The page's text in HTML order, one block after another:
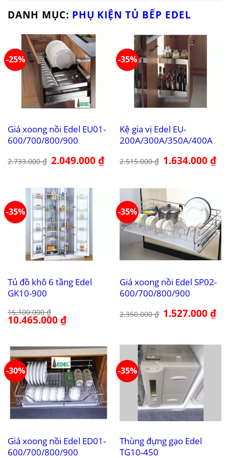
DANH MỤC: PHỤ KIỆN TỦ BẾP EDEL
-25%
Giá xoong nồi Edel EU01-
600/700/800/900
2.733.000₫ Giá
gốc
2.049.000₫Giá
hiện
-35%
Kệ gia vị Edel EU-
200A/300A/350A/400A
2.515.000₫ Giá
gốc
1.634.000₫Giá
-35%
Tủ đồ khô 6 tầng Edel
GK10-900
16.100.000₫
Giá
gốc
10.465.000₫Giá
hiện
10.465.000 ₫.
-35%
Giá xoong nồi Edel SP02-
600/700/800/900
2.350.000₫ Giá
gốc
1.527.000₫Giá
-30%
Giá xoong nồi Edel ED01-
600/700/800/900
-35%
Thùng đựng gạo Edel
TG10-450